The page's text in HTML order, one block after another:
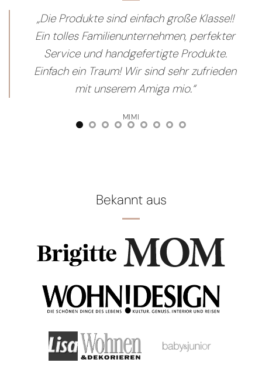
„Die Produkte sind einfach große Klasse!!
Ein tolles Familienunternehmen, perfekter
Service und handgefertigte Produkte.
Einfach ein Traum! Wir sind sehr zufrieden
mit unserem Amiga mio.“
MIMI
Bekannt aus